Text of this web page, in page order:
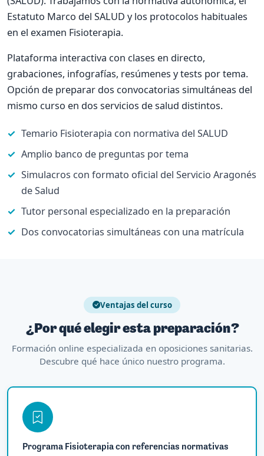
Estatuto Marco del SALUD y los protocolos habituales
en el examen Fisioterapia.
Plataforma interactiva con clases en directo,
grabaciones, infografías, resúmenes y tests por tema.
Opción de preparar dos convocatorias simultáneas del
mismo curso en dos servicios de salud distintos.
Temario Fisioterapia con normativa del SALUD
Amplio banco de preguntas por tema
Simulacros con formato oficial del Servicio Aragonés
de Salud
Tutor personal especializado en la preparación
Dos convocatorias simultáneas con una matrícula
Ventajas del curso
¿Por qué elegir esta preparación?
Formación online especializada en oposiciones sanitarias.
Descubre qué hace único nuestro programa.
Programa Fisioterapia con referencias normativas